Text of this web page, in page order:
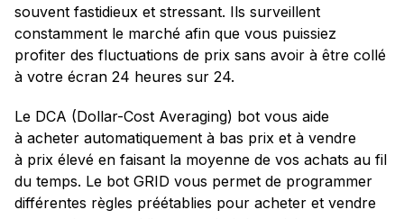
souvent fastidieux et stressant. Ils surveillent
constamment le marché afin que vous puissiez
profiter des fluctuations de prix sans avoir à être collé
à votre écran 24 heures sur 24.
Le DCA (Dollar-Cost Averaging) bot vous aide
à acheter automatiquement à bas prix et à vendre
à prix élevé en faisant la moyenne de vos achats au fil
du temps. Le bot GRID vous permet de programmer
différentes règles préétablies pour acheter et vendre